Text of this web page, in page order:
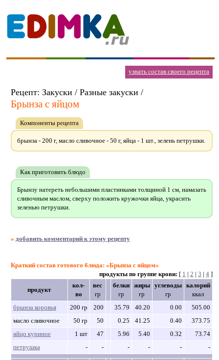
узнать состав своего рецепта
Рецепт: Закуски / Разные закуски /
Брынза с яйцом
Компоненты рецепта
брынза - 200 г, масло сливочное - 50 г, яйца - 1 шт., зелень петрушки.
Как приготовить блюдо
Брынзу натереть небольшими пластинками толщиной 1 см, намазать
сливочным маслом, сверху положить кружочки яйца, украсить
зеленью петрушки.
» добавить комментарий к этому рецепту
Краткий состав готового блюда: «Брынза с яйцом»
продукты по группе крови: [ 1 | 2 | 3 | 4]
продукт
кол-
во
вес
гр
белки
гр
жиры
гр
углеводы
гр
калорий
ккал
брынза коровья
200 гр 200 35.79 40.20 0.00
505.00
масло сливочное
50 гр 50 0.25 41.25 0.40
373.75
яйцо куриное
1 шт 47 5.96 5.40 0.32
73.74
петрушка
- - - - - -